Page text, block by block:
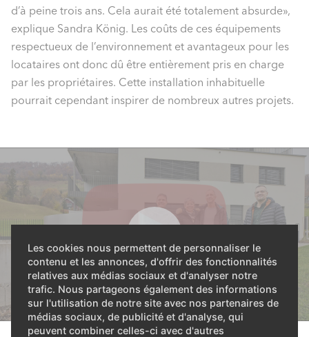
Les cookies nous permettent de personnaliser le
contenu et les annonces, d'offrir des fonctionnalités
relatives aux médias sociaux et d'analyser notre
trafic. Nous partageons également des informations
sur l'utilisation de notre site avec nos partenaires de
médias sociaux, de publicité et d'analyse, qui
peuvent combiner celles-ci avec d'autres
d’à peine trois ans. Cela aurait été totalement absurde»,
explique Sandra König. Les coûts de ces équipements
respectueux de l’environnement et avantageux pour les
locataires ont donc dû être entièrement pris en charge
par les propriétaires. Cette installation inhabituelle
pourrait cependant inspirer de nombreux autres projets.